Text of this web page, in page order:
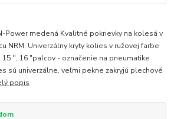
Power medená Kvalitné pokrievky na kolesá v
NRM. Univerzálny kryty kolies v ružovej farbe
15 '', 16 "palcov - označenie na pneumatike
sú univerzálne, veľmi pekne zakryjú plechové
popis